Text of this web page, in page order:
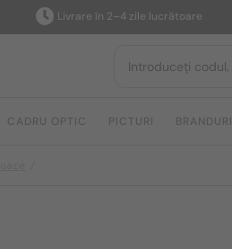
Livrare în 2–4 zile lucrătoare
CADRU OPTIC PICTURI BRANDURI